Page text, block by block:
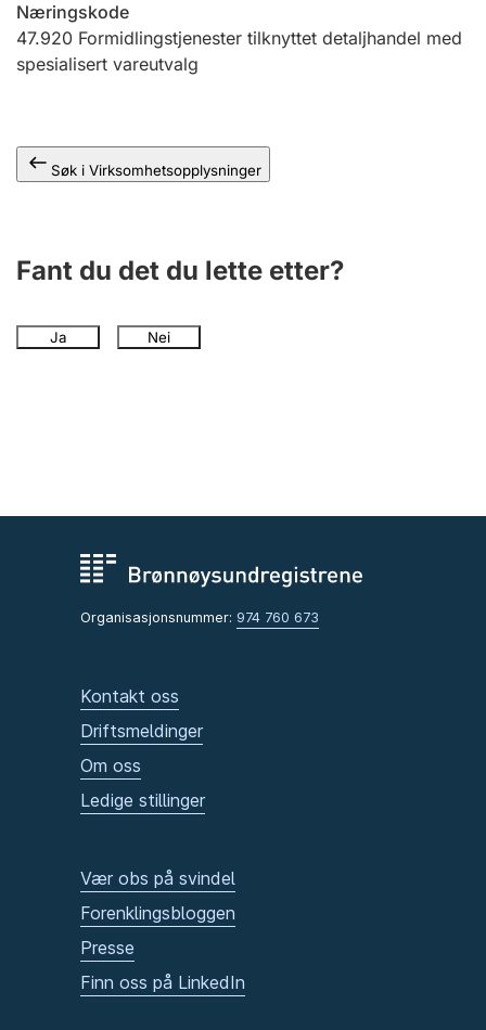
Andre tema
Næringskode
47.920 Formidlingstjenester tilknyttet detaljhandel med
spesialisert vareutvalg
Søk i Virksomhetsopplysninger
Fant du det du lette etter?
Ja Nei
Organisasjonsnummer: 974 760 673
Kontakt oss
Driftsmeldinger
Om oss
Ledige stillinger
Vær obs på svindel
Forenklingsbloggen
Presse
Finn oss på LinkedIn